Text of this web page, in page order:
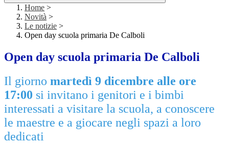
Home >
Novità >
Le notizie >
Open day scuola primaria De Calboli
Open day scuola primaria De Calboli
Il giorno martedì 9 dicembre alle ore
17:00 si invitano i genitori e i bimbi
interessati a visitare la scuola, a conoscere
le maestre e a giocare negli spazi a loro
dedicati